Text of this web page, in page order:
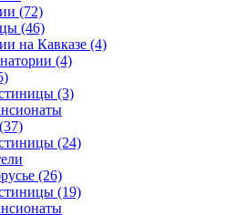
(72)
(46)
на Кавказе (4)
(4)
(3)
(37)
(24)
(26)
(19)